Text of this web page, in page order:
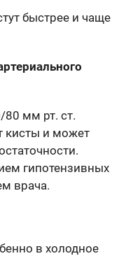
быстрее и чаще
80 мм рт. ст.
кисты и может
гипотензивных
врача.
в холодное